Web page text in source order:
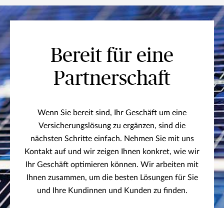
Bereit für eine
Partnerschaft
Wenn Sie bereit sind, Ihr Geschäft um eine
Versicherungslösung zu ergänzen, sind die
nächsten Schritte einfach. Nehmen Sie mit uns
Kontakt auf und wir zeigen Ihnen konkret, wie wir
Ihr Geschäft optimieren können. Wir arbeiten mit
Ihnen zusammen, um die besten Lösungen für Sie
und Ihre Kundinnen und Kunden zu finden.